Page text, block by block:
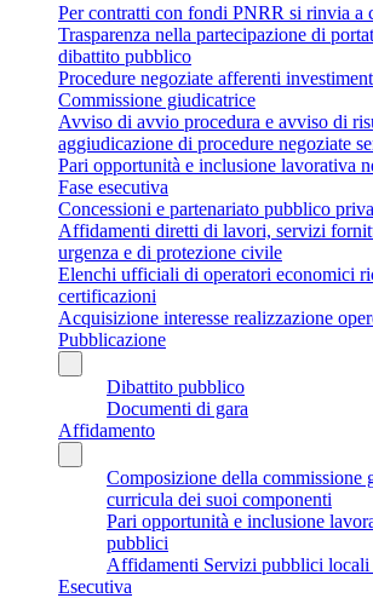
Per contratti con fondi PNRR si rinvia a
Trasparenza nella partecipazione di
dibattito pubblico
Procedure negoziate afferenti
Commissione giudicatrice
Avviso di avvio procedura e avviso di
aggiudicazione di procedure negoziate
Pari opportunità e inclusione lavorativa
Fase esecutiva
Concessioni e partenariato pubblico
Affidamenti diretti di lavori, servizi
urgenza e di protezione civile
Elenchi ufficiali di operatori economici
certificazioni
Acquisizione interesse realizzazione
Pubblicazione
Dibattito pubblico
Documenti di gara
Affidamento
Composizione della commissione
curricula dei suoi componenti
Pari opportunità e inclusione
pubblici
Affidamenti Servizi pubblici
Esecutiva